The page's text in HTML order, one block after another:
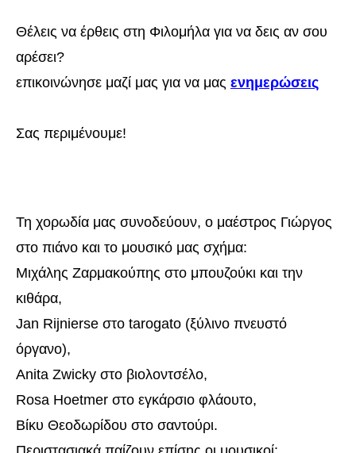
Θέλεις να έρθεις στη Φιλομήλα για να δεις αν σου
αρέσει?
επικοινώνησε μαζί μας για να μας ενημερώσεις
Σας περιμένουμε!
Τη χορωδία μας συνοδεύουν, ο μαέστρος Γιώργος
στο πιάνο και το μουσικό μας σχήμα:
Μιχάλης Ζαρμακούπης στο μπουζούκι και την
κιθάρα,
Jan Rijnierse στο tarogato (ξύλινο πνευστό
όργανο),
Anita Zwicky στο βιολοντσέλο,
Rosa Hoetmer στο εγκάρσιο φλάουτο,
Βίκυ Θεοδωρίδου στο σαντούρι.